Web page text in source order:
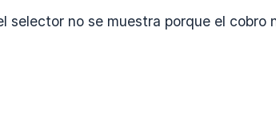
selector no se muestra porque el cobro